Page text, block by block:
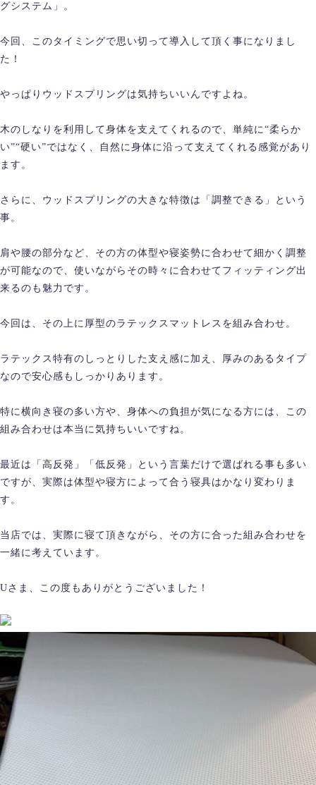
グシステム」。
今回、このタイミングで思い切って導入して頂く事になりまし
た！
やっぱりウッドスプリングは気持ちいいんですよね。
木のしなりを利用して身体を支えてくれるので、単純に“柔らか
い”“硬い”ではなく、自然に身体に沿って支えてくれる感覚があり
ます。
さらに、ウッドスプリングの大きな特徴は「調整できる」という
事。
肩や腰の部分など、その方の体型や寝姿勢に合わせて細かく調整
が可能なので、使いながらその時々に合わせてフィッティング出
来るのも魅力です。
今回は、その上に厚型のラテックスマットレスを組み合わせ。
ラテックス特有のしっとりした支え感に加え、厚みのあるタイプ
なので安心感もしっかりあります。
特に横向き寝の多い方や、身体への負担が気になる方には、この
組み合わせは本当に気持ちいいですね。
最近は「高反発」「低反発」という言葉だけで選ばれる事も多い
ですが、実際は体型や寝方によって合う寝具はかなり変わりま
す。
当店では、実際に寝て頂きながら、その方に合った組み合わせを
一緒に考えています。
Uさま、この度もありがとうございました！